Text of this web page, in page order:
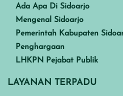
Ada Apa Di Sidoarjo
Mengenal Sidoarjo
Pemerintah Kabupaten
Penghargaan
LHKPN Pejabat Publik
LAYANAN TERPADU